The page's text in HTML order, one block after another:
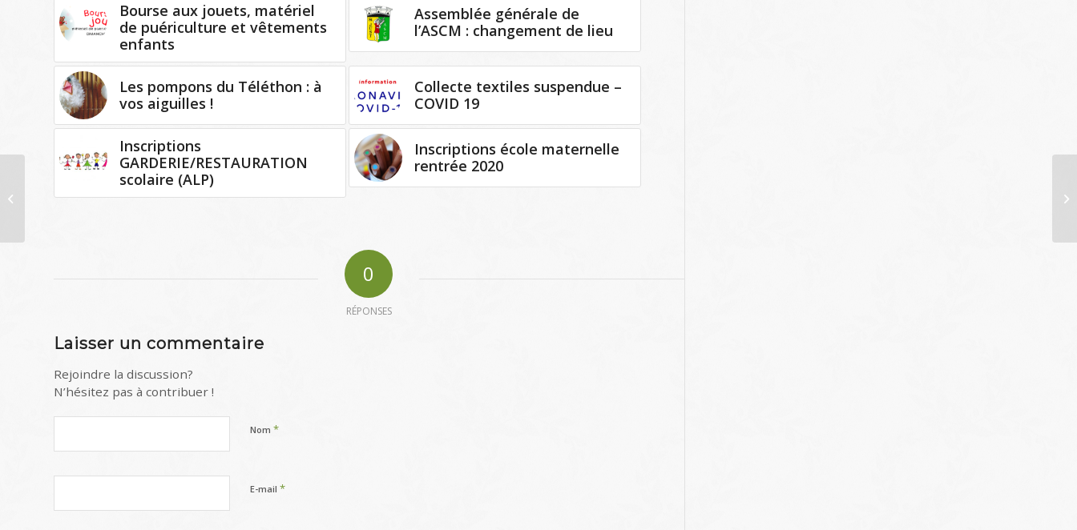
Bourse aux jouets, matériel
de puériculture et vêtements
enfants
Assemblée générale de
l’ASCM : changement de lieu
Les pompons du Téléthon : à
vos aiguilles !
Collecte textiles suspendue –
COVID 19
Inscriptions
GARDERIE/RESTAURATION
scolaire (ALP)
Inscriptions école maternelle
rentrée 2020
0
RÉPONSES
Laisser un commentaire
Rejoindre la discussion?
N’hésitez pas à contribuer !
Nom *
E-mail *
La mutuelle santé pour